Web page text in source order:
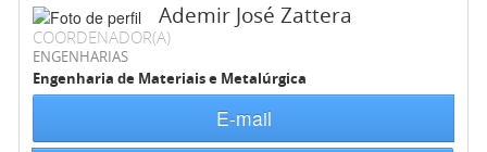
Ademir José Zattera
COORDENADOR(A)
ENGENHARIAS
Engenharia de Materiais e Metalúrgica
E-mail